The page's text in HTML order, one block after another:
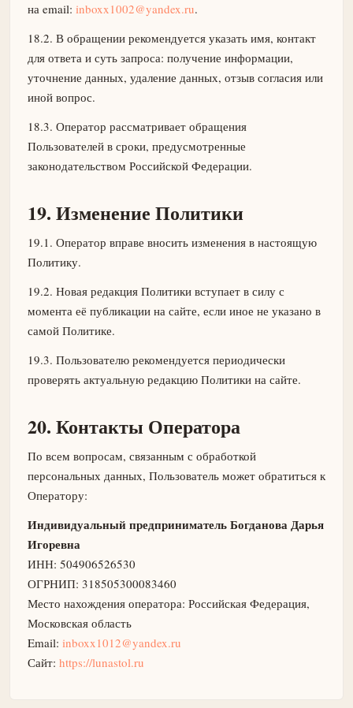
на email: inboxx1002@yandex.ru.
18.2. В обращении рекомендуется указать имя, контакт
для ответа и суть запроса: получение информации,
уточнение данных, удаление данных, отзыв согласия или
иной вопрос.
18.3. Оператор рассматривает обращения
Пользователей в сроки, предусмотренные
законодательством Российской Федерации.
19. Изменение Политики
19.1. Оператор вправе вносить изменения в настоящую
Политику.
19.2. Новая редакция Политики вступает в силу с
момента её публикации на сайте, если иное не указано в
самой Политике.
19.3. Пользователю рекомендуется периодически
проверять актуальную редакцию Политики на сайте.
20. Контакты Оператора
По всем вопросам, связанным с обработкой
персональных данных, Пользователь может обратиться к
Оператору:
Индивидуальный предприниматель Богданова Дарья
Игоревна
ИНН: 504906526530
ОГРНИП: 318505300083460
Место нахождения оператора: Российская Федерация,
Московская область
Email: inboxx1012@yandex.ru
Сайт: https://lunastol.ru